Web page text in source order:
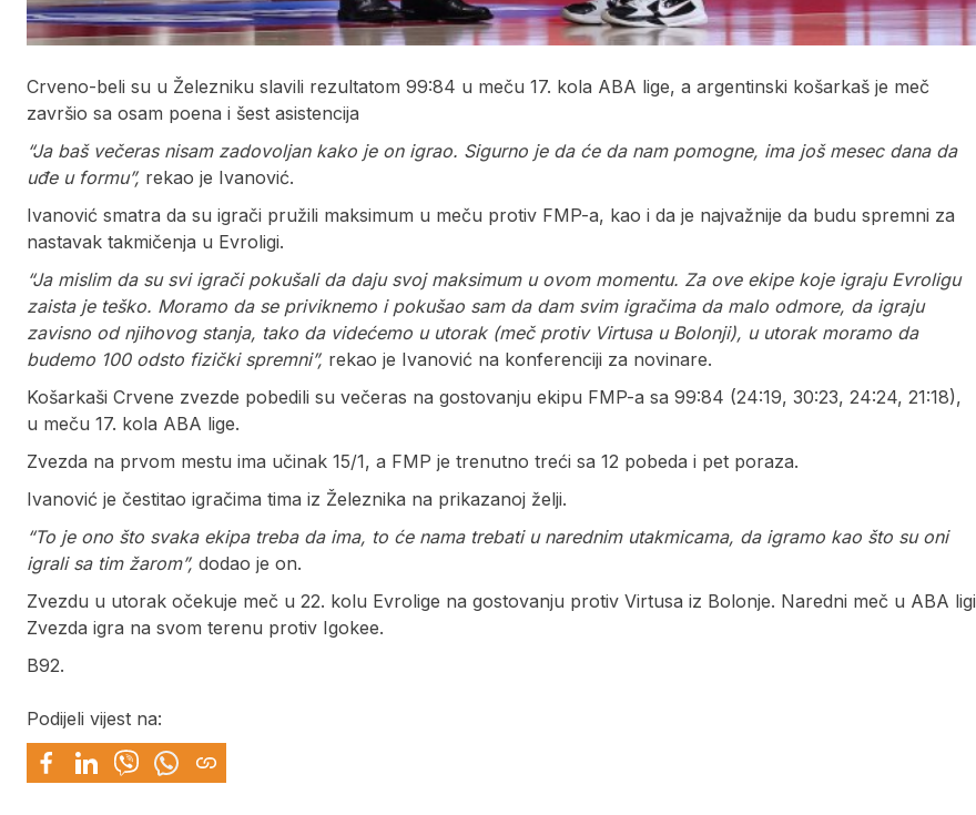
Crveno-beli su u Železniku slavili rezultatom 99:84 u meču 17. kola ABA lige, a argentinski košarkaš je meč
završio sa osam poena i šest asistencija
“Ja baš večeras nisam zadovoljan kako je on igrao. Sigurno je da će da nam pomogne, ima još mesec dana da
uđe u formu”, rekao je Ivanović.
Ivanović smatra da su igrači pružili maksimum u meču protiv FMP-a, kao i da je najvažnije da budu spremni za
nastavak takmičenja u Evroligi.
“Ja mislim da su svi igrači pokušali da daju svoj maksimum u ovom momentu. Za ove ekipe koje igraju Evroligu
zaista je teško. Moramo da se priviknemo i pokušao sam da dam svim igračima da malo odmore, da igraju
zavisno od njihovog stanja, tako da videćemo u utorak (meč protiv Virtusa u Bolonji), u utorak moramo da
budemo 100 odsto fizički spremni”, rekao je Ivanović na konferenciji za novinare.
Košarkaši Crvene zvezde pobedili su večeras na gostovanju ekipu FMP-a sa 99:84 (24:19, 30:23, 24:24, 21:18),
u meču 17. kola ABA lige.
Zvezda na prvom mestu ima učinak 15/1, a FMP je trenutno treći sa 12 pobeda i pet poraza.
Ivanović je čestitao igračima tima iz Železnika na prikazanoj želji.
“To je ono što svaka ekipa treba da ima, to će nama trebati u narednim utakmicama, da igramo kao što su oni
igrali sa tim žarom”, dodao je on.
Zvezdu u utorak očekuje meč u 22. kolu Evrolige na gostovanju protiv Virtusa iz Bolonje. Naredni meč u ABA ligi
Zvezda igra na svom terenu protiv Igokee.
B92.
Podijeli vijest na: